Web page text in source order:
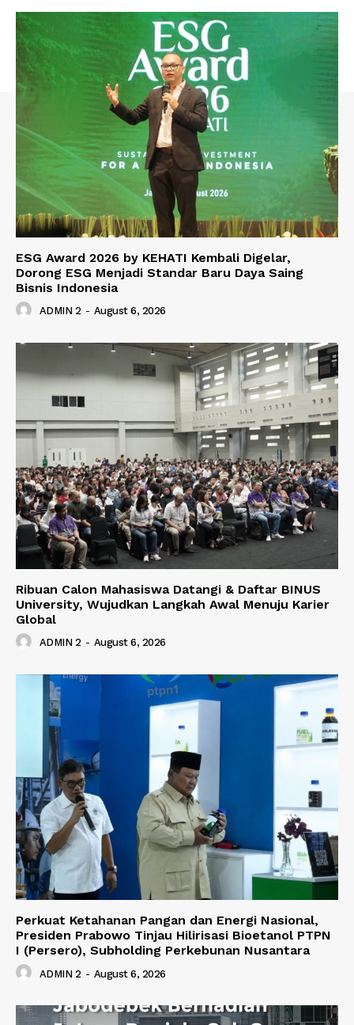
ESG Award 2026 by KEHATI Kembali Digelar,
Dorong ESG Menjadi Standar Baru Daya Saing
Bisnis Indonesia
ADMIN 2 - August 6, 2026
Ribuan Calon Mahasiswa Datangi & Daftar BINUS
University, Wujudkan Langkah Awal Menuju Karier
Global
ADMIN 2 - August 6, 2026
Perkuat Ketahanan Pangan dan Energi Nasional,
Presiden Prabowo Tinjau Hilirisasi Bioetanol PTPN
I (Persero), Subholding Perkebunan Nusantara
ADMIN 2 - August 6, 2026